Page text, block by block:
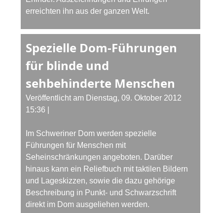
erreichten ihn aus der ganzen Welt.
Spezielle Dom-Führungen
für blinde und
sehbehinderte Menschen
Veröffentlicht am Dienstag, 09. Oktober 2012
15:36
Im Schweriner Dom werden spezielle
Führungen für Menschen mit
Seheinschränkungen angeboten. Darüber
hinaus kann ein Reliefbuch mit taktilen Bildern
und Lageskizzen, sowie die dazu gehörige
Beschreibung in Punkt- und Schwarzschrift
direkt im Dom ausgeliehen werden.